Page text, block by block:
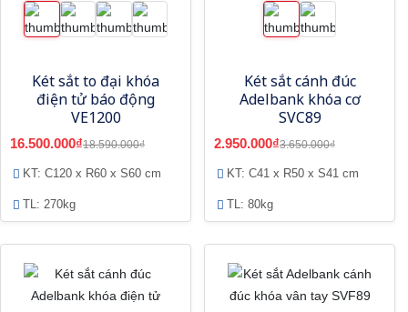
Két sắt to đại khóa
điện tử báo động
VE1200
16.500.000₫18.590.000₫
KT: C120 x R60 x S60 cm
TL: 270kg
Két sắt cánh đúc
Adelbank khóa cơ
SVC89
2.950.000₫3.650.000₫
KT: C41 x R50 x S41 cm
TL: 80kg